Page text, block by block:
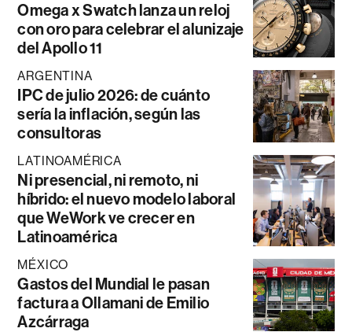
Omega x Swatch lanza un reloj
con oro para celebrar el alunizaje
del Apollo 11
ARGENTINA
IPC de julio 2026: de cuánto
sería la inflación, según las
consultoras
LATINOAMÉRICA
Ni presencial, ni remoto, ni
híbrido: el nuevo modelo laboral
que WeWork ve crecer en
Latinoamérica
MÉXICO
Gastos del Mundial le pasan
factura a Ollamani de Emilio
Azcárraga